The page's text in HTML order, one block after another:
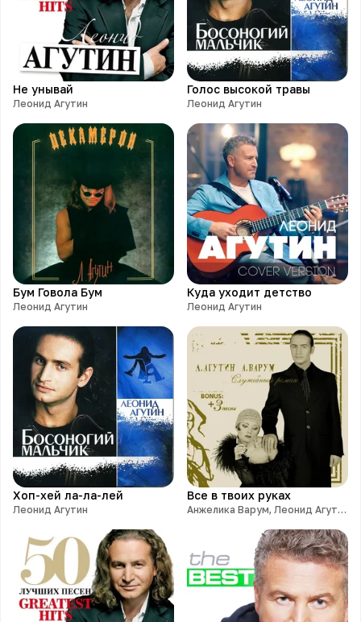
Не унывай
Леонид Агутин
Голос высокой травы
Леонид Агутин
Бум Говола Бум
Леонид Агутин
Куда уходит детство
Леонид Агутин
Хоп-хей ла-ла-лей
Леонид Агутин
Все в твоих руках
Анжелика Варум, Леонид Агутин